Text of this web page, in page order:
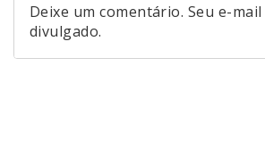
Deixe um comentário. Seu e-
divulgado.